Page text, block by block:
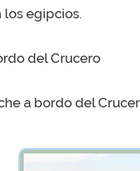
los egipcios.
del Crucero
a bordo del